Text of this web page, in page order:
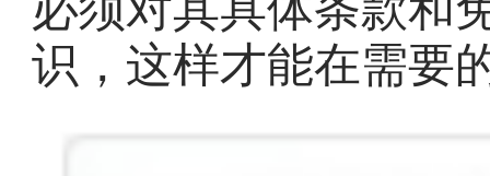
识，这样才能在需要